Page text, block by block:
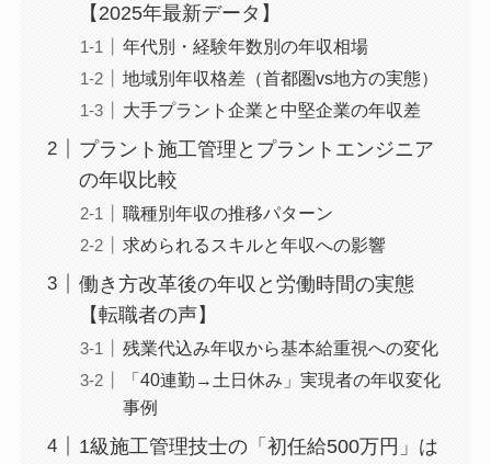
【2025年最新データ】
年代別・経験年数別の年収相場
地域別年収格差（首都圏vs地方の実態）
大手プラント企業と中堅企業の年収差
プラント施工管理とプラントエンジニア
の年収比較
職種別年収の推移パターン
求められるスキルと年収への影響
働き方改革後の年収と労働時間の実態
【転職者の声】
残業代込み年収から基本給重視への変化
「40連勤→土日休み」実現者の年収変化
事例
1級施工管理技士の「初任給500万円」は